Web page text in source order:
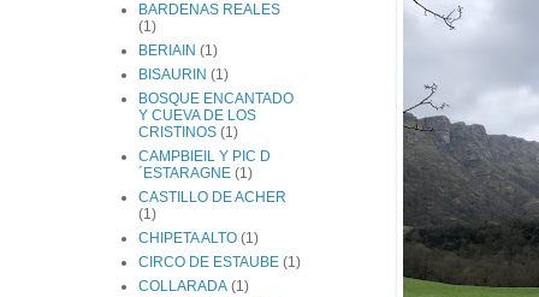
BARDENAS REALES
(1)
BERIAIN (1)
BISAURIN (1)
BOSQUE ENCANTADO
Y CUEVA DE LOS
CRISTINOS (1)
CAMPBIEIL Y PIC D
´ESTARAGNE (1)
CASTILLO DE ACHER
(1)
CHIPETA ALTO (1)
CIRCO DE ESTAUBE (1)
COLLARADA (1)